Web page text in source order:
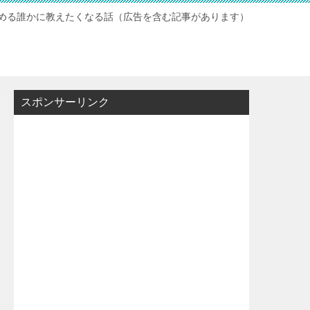
る誰かに教えたくなる話（広告を含む記事があります）
スポンサーリンク